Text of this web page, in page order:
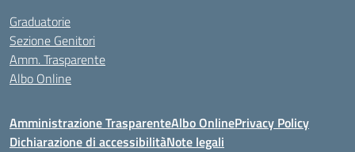
Graduatorie
Sezione Genitori
Amm. Trasparente
Albo Online
Amministrazione TrasparenteAlbo OnlinePrivacy Policy
Dichiarazione di accessibilitàNote legali